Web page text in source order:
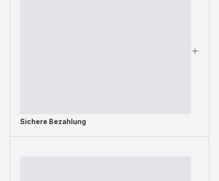
Sichere Bezahlung